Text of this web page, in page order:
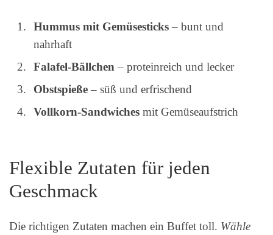
Hummus mit Gemüsesticks – bunt und
nahrhaft
Falafel-Bällchen – proteinreich und lecker
Obstspieße – süß und erfrischend
Vollkorn-Sandwiches mit Gemüseaufstrich
Flexible Zutaten für jeden
Geschmack
Die richtigen Zutaten machen ein Buffet toll. Wähle